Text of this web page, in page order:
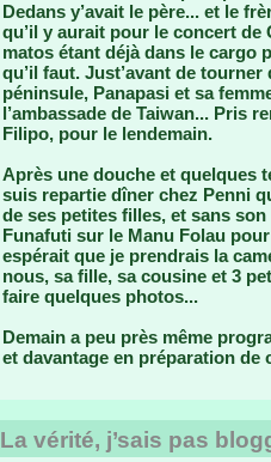
Dedans y’avait le père... et le
qu’il y aurait pour le concert
matos étant déjà dans le cargo
qu’il faut. Just’avant de
péninsule, Panapasi et sa
l’ambassade de Taiwan... Pris
Filipo, pour le lendemain.
Après une douche et quelques
suis repartie dîner chez Penni
de ses petites filles, et sans
Funafuti sur le Manu Folau
espérait que je prendrais la
nous, sa fille, sa cousine et 3
faire quelques photos...
Demain a peu près même
et davantage en préparation de
La vérité, j’sais pas